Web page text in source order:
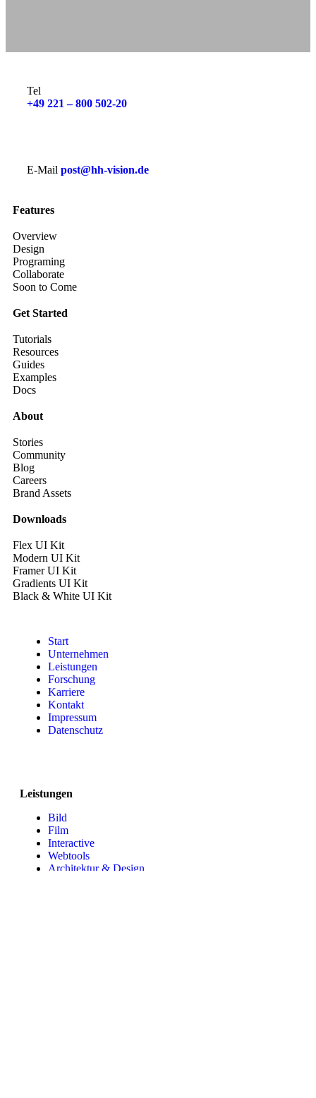
Tel
+49 221 – 800 502-20
E-Mail post@hh-vision.de
Features
Overview
Design
Programing
Collaborate
Soon to Come
Get Started
Tutorials
Resources
Guides
Examples
Docs
About
Stories
Community
Blog
Careers
Brand Assets
Downloads
Flex UI Kit
Modern UI Kit
Framer UI Kit
Gradients UI Kit
Black & White UI Kit
Start
Unternehmen
Leistungen
Forschung
Karriere
Kontakt
Impressum
Datenschutz
Leistungen
Bild
Film
Interactive
Webtools
Architektur & Design